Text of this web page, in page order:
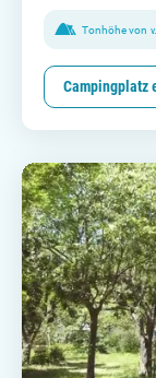
Tonhöhe von
Campingplatz